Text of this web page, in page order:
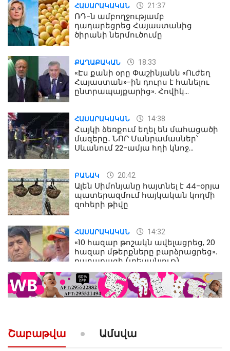
ՀԱՍԱՐԱԿԱԿԱՆ 21:37
ՌԴ-ն ամբողջությամբ
դադարեցրեց Հայաստանից
ծիրանի ներմուծումը
ՔԱՂԱՔԱԿԱՆ 18:33
«Էս քանի օրը Փաշինյանն «Ուժեղ
Հայաստան»-ին դուրս է հանելու
ընտրապայքարից». Հովիկ
ՀԱՍԱՐԱԿԱԿԱՆ 14:38
Հայկի ձեռքում եղել են մահացածի
մազերը․ ՆՈՐ Մանրամասներ՝
Սևանում 22-ամյա հղի կնոջ
ԲԱՆԱԿ 20:42
Ալեն Սիմոնյանը հայտնել է 44-օրյա
պատերազմում հայկական կողմի
զոհերի թիվը
ՀԱՍԱՐԱԿԱԿԱՆ 14:32
«10 հազար թոշակն ավելացրեց, 20
հազար մթերքները բարձրացրեց».
քաղաքացի (տեսանյութ)
ՔԱՂԱՔԱԿԱՆ 10:52
«Լեզվիդ տալու փոխարեն
Սաղաթելյան (տեսանյութ)
Շաբաթվա Ամսվա